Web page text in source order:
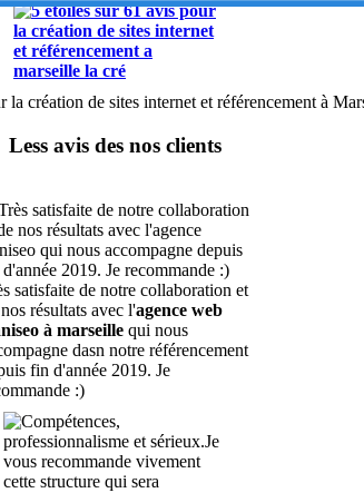
la création de sites internet et référencement à
Less avis des nos clients
satisfaite de notre collaboration et
résultats avec l'agence web
à marseillequi nous
dasn notre référencement
fin d'année 2019. Je
:)